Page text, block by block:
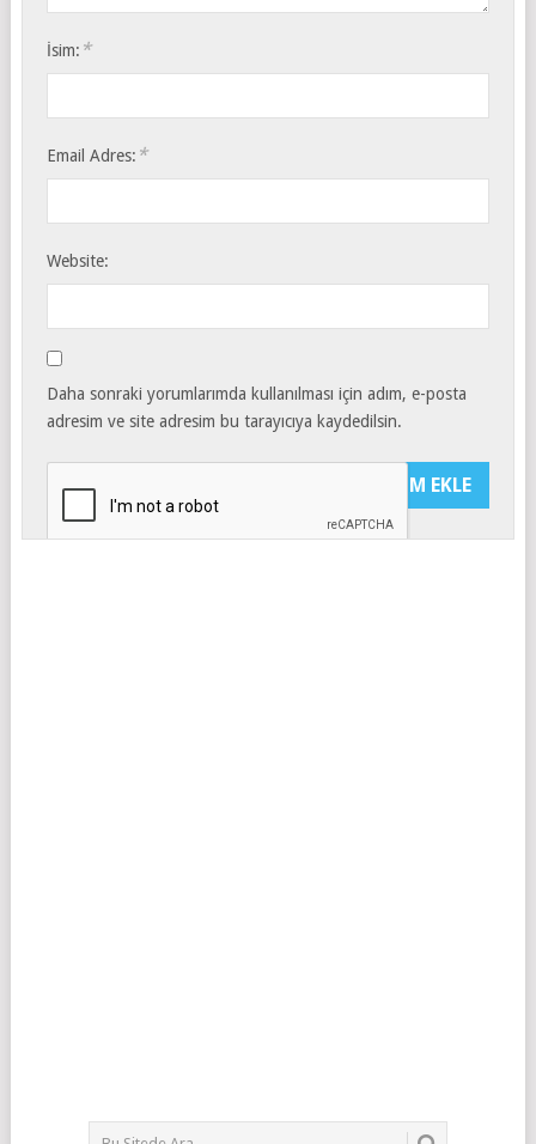
İsim: *
Email Adres: *
Website:
Daha sonraki yorumlarımda kullanılması için adım, e-posta
adresim ve site adresim bu tarayıcıya kaydedilsin.